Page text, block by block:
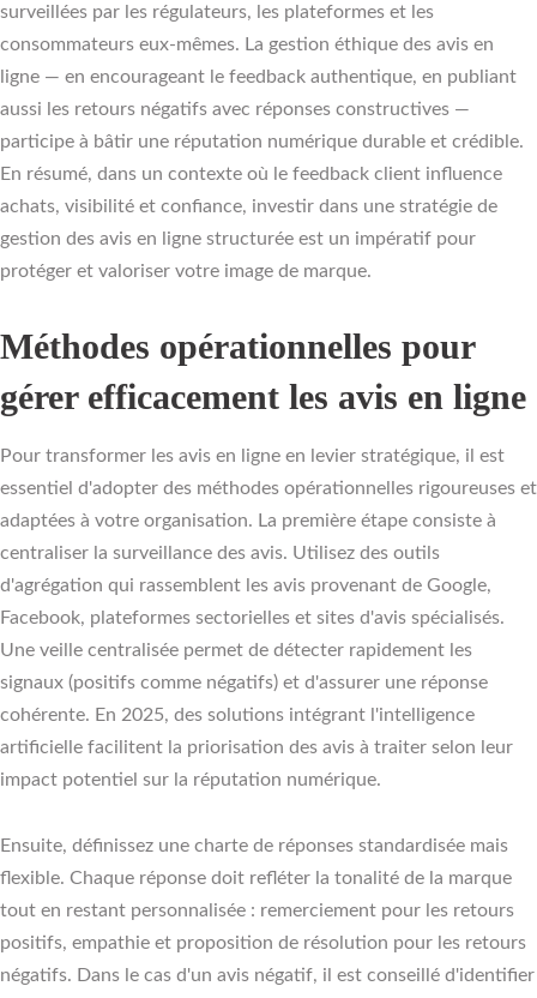
surveillées par les régulateurs, les plateformes et les
consommateurs eux-mêmes. La gestion éthique des avis en
ligne — en encourageant le feedback authentique, en publiant
aussi les retours négatifs avec réponses constructives —
participe à bâtir une réputation numérique durable et crédible.
En résumé, dans un contexte où le feedback client influence
achats, visibilité et confiance, investir dans une stratégie de
gestion des avis en ligne structurée est un impératif pour
protéger et valoriser votre image de marque.
Méthodes opérationnelles pour
gérer efficacement les avis en ligne
Pour transformer les avis en ligne en levier stratégique, il est
essentiel d'adopter des méthodes opérationnelles rigoureuses et
adaptées à votre organisation. La première étape consiste à
centraliser la surveillance des avis. Utilisez des outils
d'agrégation qui rassemblent les avis provenant de Google,
Facebook, plateformes sectorielles et sites d'avis spécialisés.
Une veille centralisée permet de détecter rapidement les
signaux (positifs comme négatifs) et d'assurer une réponse
cohérente. En 2025, des solutions intégrant l'intelligence
artificielle facilitent la priorisation des avis à traiter selon leur
impact potentiel sur la réputation numérique.
Ensuite, définissez une charte de réponses standardisée mais
flexible. Chaque réponse doit refléter la tonalité de la marque
tout en restant personnalisée : remerciement pour les retours
positifs, empathie et proposition de résolution pour les retours
négatifs. Dans le cas d'un avis négatif, il est conseillé d'identifier